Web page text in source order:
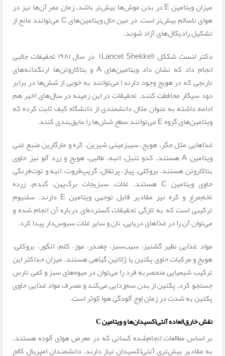
میزان ویتامین E در بدن موش‌ها بیش‌تر باشد، زمان عمر آن‌ها نیز در
هوای ناسالم بیش‌تر است. در عین حال ویتامین‌های C می‌توانند مانع از
تشکیل رادیکال‌های آزاد شوند.
دکتر لنست شککل (Lancet Shekkel) در سال ۱۹۸۱ تحقیقات جالبی
انجام داد که نشان داد ویتامین‌های A و بتاکاروتن‌ها (رنگدانه‌های
نارنجی که در هویج وجود دارند) می‌توانند به خوبی از شش‌ها در برابر
دود سیگار محافظت کنند. تحقیقات در این زمینه در سال‌های اخیر هم
ادامه داشته به عنوان مثال دانشمندی از دانشگاه کیف ثابت کرده که
ویتامین‌های گروه E می‌توانند سطح شش‌ها را عایق‌بندی کنند.
غذاهایی مثل جگر، هویج، سیب­زمینی شیرین، کره و مارگارین منبع غنی
ویتامین­ A هستند. کدو تنبل، انبه، طالبی، هویج و زرد آلو نیز حاوی
بتاکاروتن هستند. بروکلی، پیاز، پرتقال، گریپ‌فروت، انبه و توت‌فرنگی
حاوی ویتامین C هستند. غلات، سبزیجات برگ‌پهن، گندم، زرده
تخم‌مرغ و کره نیز مقادیر قابل توجهی ویتامین E دارند. سلنیوم
ترکیبی است که به تازگی تحقیقات گسترده‌ای درباره آن انجام شده و
می‌توان آن را در غذاهای دریایی، نان و سایر غلات سبوس‌دار پیدا کرد.
مواد غذایی نظیر گشنیز، سیب­‌سبز، چغندر، موز، کلم، انگور، بروکلی،
هویج و مرکبات حاوی پکتین یا ژلاتین گیاهی هستند. میزان حداکثر این
ترکیب شیمیایی منحصربه فرد را می‌توان در میوه‌های سبز و کمی نارس
جستجو کرد. پکتین از بدن سم‌زدایی می‌کند و مصرف مواد غذایی حاوی
پکتین به شدت در زمان اوج آلودگی هوا کوثر است.
نقش خارق‌العاده آنتی‌اکسیدان‌ها و ویتامینC
بر اساس مطالعات انجام‌شده کسانی که در معرض هوای آلوده هستند،
به مقادیر بیش‌تری آنتی‌اکسیدان­ نیاز دارند. دانشمندان امپریال کالج